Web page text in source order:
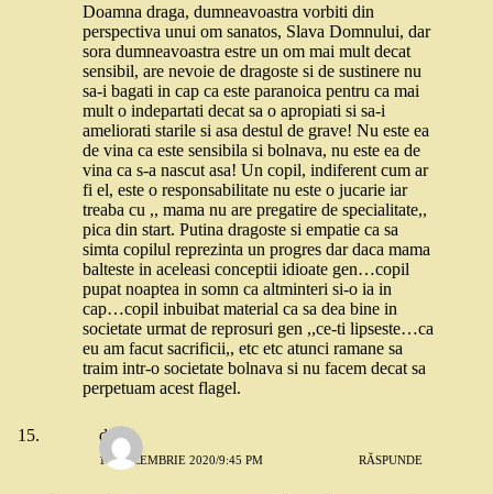
Doamna draga, dumneavoastra vorbiti din
perspectiva unui om sanatos, Slava Domnului, dar
sora dumneavoastra estre un om mai mult decat
sensibil, are nevoie de dragoste si de sustinere nu
sa-i bagati in cap ca este paranoica pentru ca mai
mult o indepartati decat sa o apropiati si sa-i
ameliorati starile si asa destul de grave! Nu este ea
de vina ca este sensibila si bolnava, nu este ea de
vina ca s-a nascut asa! Un copil, indiferent cum ar
fi el, este o responsabilitate nu este o jucarie iar
treaba cu ,, mama nu are pregatire de specialitate,,
pica din start. Putina dragoste si empatie ca sa
simta copilul reprezinta un progres dar daca mama
balteste in aceleasi conceptii idioate gen…copil
pupat noaptea in somn ca altminteri si-o ia in
cap…copil inbuibat material ca sa dea bine in
societate urmat de reprosuri gen ,,ce-ti lipseste…ca
eu am facut sacrificii,, etc etc atunci ramane sa
traim intr-o societate bolnava si nu facem decat sa
perpetuam acest flagel.
deea
10 DECEMBRIE 2020/9:45 PM RĂSPUNDE